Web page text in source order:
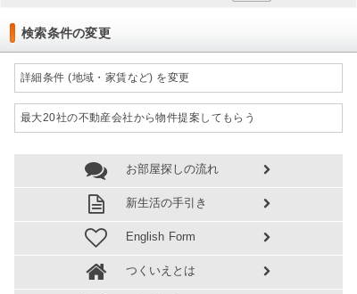
検索条件の変更
詳細条件 (地域・家賃など) を変更
最大20社の不動産会社から物件提案してもらう
お部屋探しの流れ
新生活の手引き
English Form
つくいえとは